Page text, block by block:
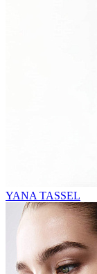
YANA TASSEL